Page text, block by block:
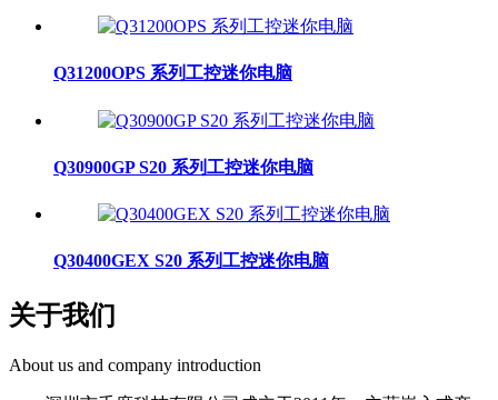
Q31200OPS 系列工控迷你电脑
Q30900GP S20 系列工控迷你电脑
Q30400GEX S20 系列工控迷你电脑
关于我们
About us and company introduction